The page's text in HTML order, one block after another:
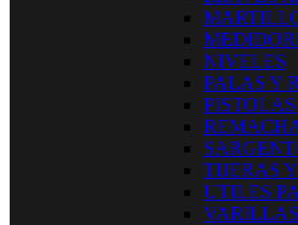
NIVELES
PALAS Y
TIJERAS
UTILES